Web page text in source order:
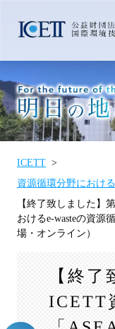
ICETT
資源循環分野におけ
【終了致しました】
おけるe-wasteの資源
場・オンライン）
【終
ICETT